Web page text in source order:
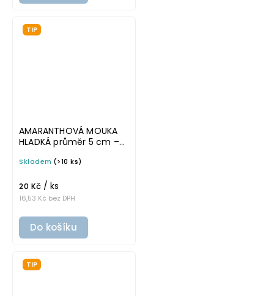
TIP
AMARANTHOVÁ MOUKA
HLADKÁ průměr 5 cm –
omyvatelná samolepka
Skladem (>10 ks)
16,53 Kč bez DPH
20 Kč / ks
Do košíku
TIP